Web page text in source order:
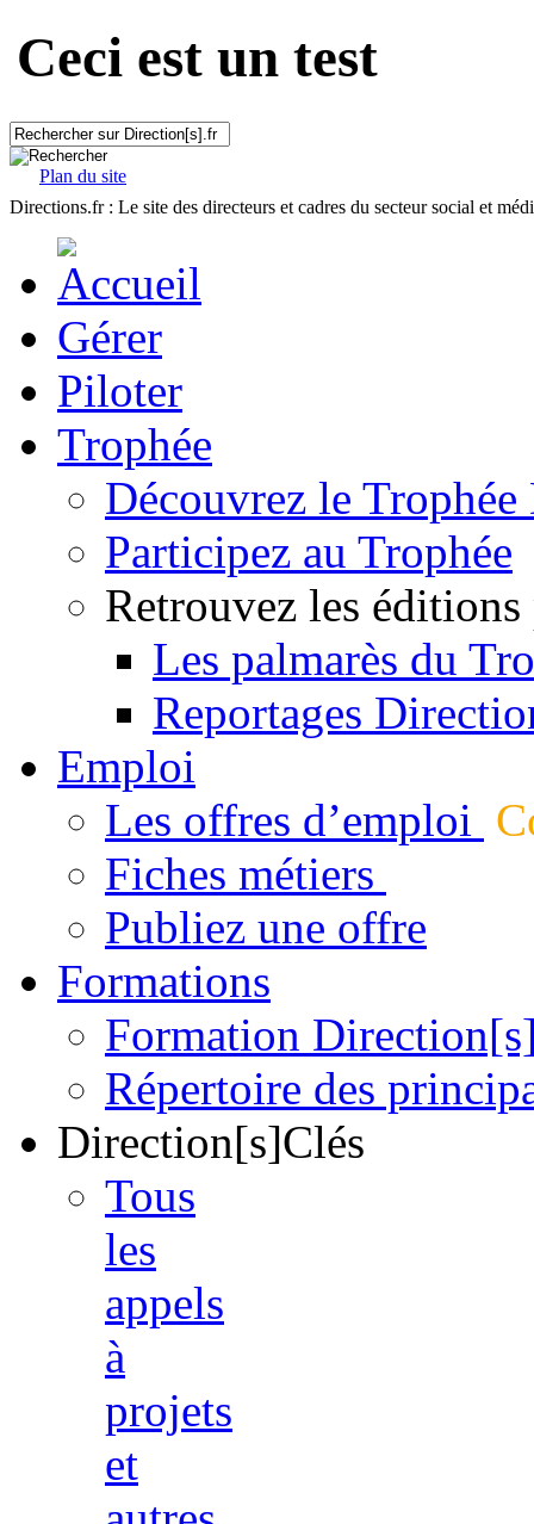
Ceci est un test
Plan du site
Directions.fr : Le site des directeurs et cadres du secteur social et
Gérer
Piloter
Trophée
Découvrez le
Participez au Trophée
Retrouvez les éditions
Les palmarès du
Reportages
Emploi
Les offres d’emploi
Fiches métiers
Publiez une offre
Formations
Formation
Répertoire des
Direction[s]Clés
Tous
les
appels
à
projets
et